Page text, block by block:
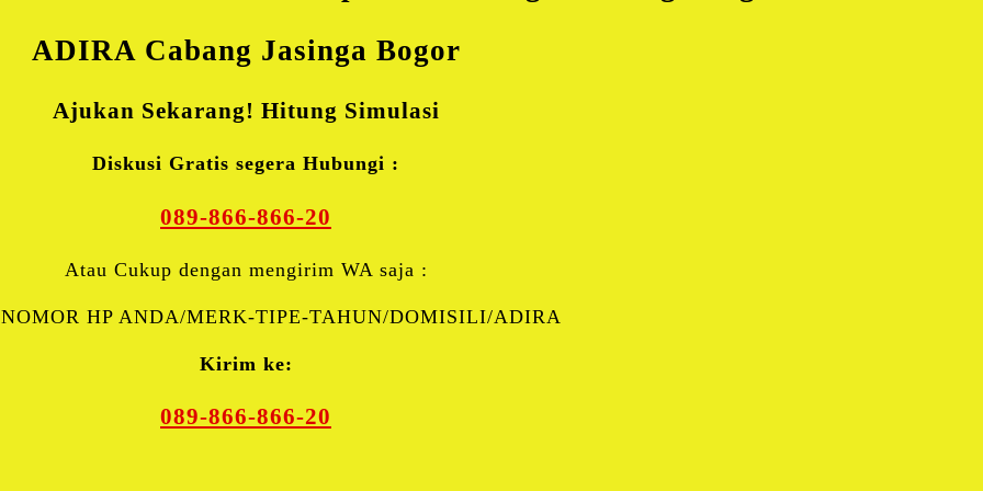
ADIRA Cabang Jasinga Bogor
Ajukan Sekarang! Hitung Simulasi
Diskusi Gratis segera Hubungi :
089-866-866-20
Atau Cukup dengan mengirim WA saja :
HP ANDA/MERK-TIPE-TAHUN/DOMISILI/ADIRA
Kirim ke:
089-866-866-20